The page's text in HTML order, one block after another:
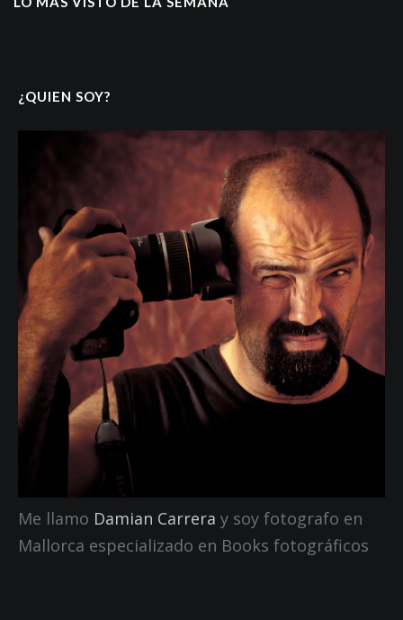
¿QUIEN SOY?
Me llamo Damian Carrera y soy fotografo en
Mallorca especializado en Books fotográficos